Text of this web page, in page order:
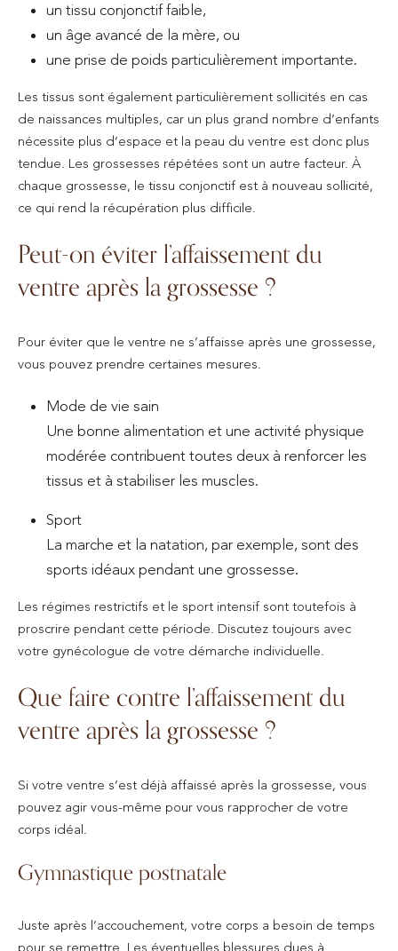
un tissu conjonctif faible,
un âge avancé de la mère, ou
une prise de poids particulièrement importante.
Les tissus sont également particulièrement sollicités en cas
de naissances multiples, car un plus grand nombre d’enfants
nécessite plus d’espace et la peau du ventre est donc plus
tendue. Les grossesses répétées sont un autre facteur. À
chaque grossesse, le tissu conjonctif est à nouveau sollicité,
ce qui rend la récupération plus difficile.
Peut-on éviter l’affaissement du
ventre après la grossesse ?
Pour éviter que le ventre ne s’affaisse après une grossesse,
vous pouvez prendre certaines mesures.
Mode de vie sain
Une bonne alimentation et une activité physique
modérée contribuent toutes deux à renforcer les
tissus et à stabiliser les muscles.
Sport
La marche et la natation, par exemple, sont des
sports idéaux pendant une grossesse.
Les régimes restrictifs et le sport intensif sont toutefois à
proscrire pendant cette période. Discutez toujours avec
votre gynécologue de votre démarche individuelle.
Que faire contre l’affaissement du
ventre après la grossesse ?
Si votre ventre s’est déjà affaissé après la grossesse, vous
pouvez agir vous-même pour vous rapprocher de votre
corps idéal.
Gymnastique postnatale
Juste après l’accouchement, votre corps a besoin de temps
pour se remettre. Les éventuelles blessures dues à